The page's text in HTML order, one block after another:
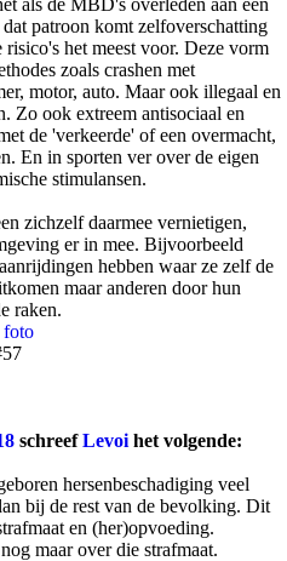
als de MBD's overleden aan een
patroon komt zelfoverschatting
risico's het meest voor. Deze vorm
zoals crashen met
motor, auto. Maar ook illegaal en
Zo ook extreem antisociaal en
de 'verkeerde' of een overmacht,
En in sporten ver over de eigen
stimulansen.
zichzelf daarmee vernietigen,
er in mee. Bijvoorbeeld
hebben waar ze zelf de
maar anderen door hun
raken.
foto
schreefLevoi het volgende:
hersenbeschadiging veel
bij de rest van de bevolking. Dit
en (her)opvoeding.
maar over die strafmaat.